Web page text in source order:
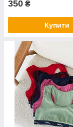
350 ₴
Купити